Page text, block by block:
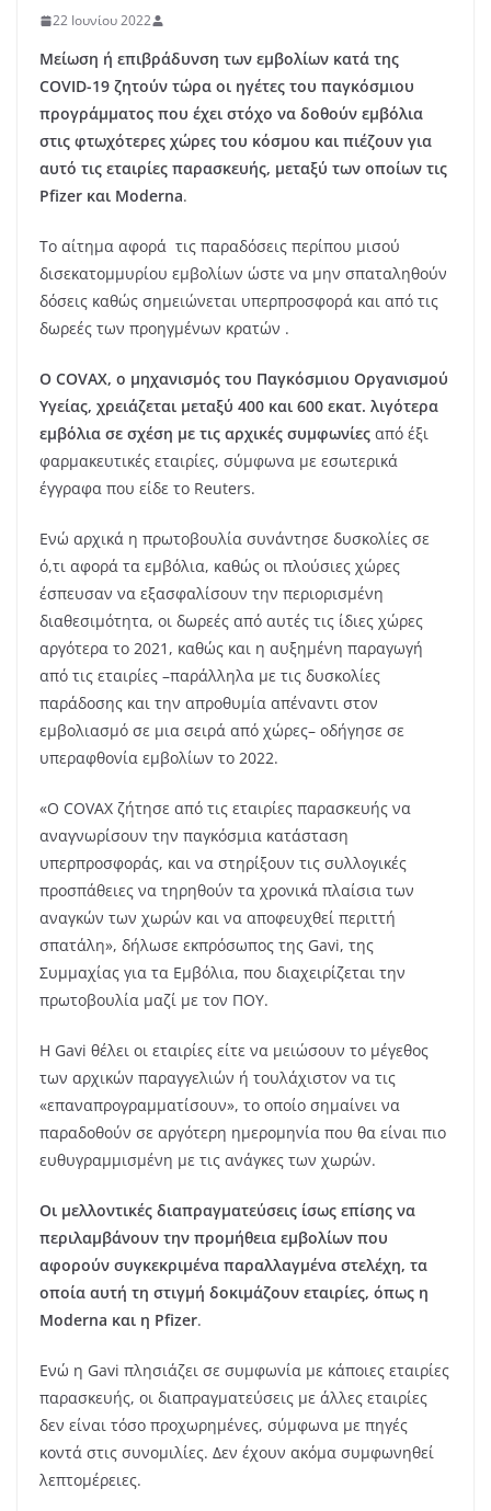
22 Ιουνίου 2022
Μείωση ή επιβράδυνση των εμβολίων κατά της
COVID-19 ζητούν τώρα οι ηγέτες του παγκόσμιου
προγράμματος που έχει στόχο να δοθούν εμβόλια
στις φτωχότερες χώρες του κόσμου και πιέζουν για
αυτό τις εταιρίες παρασκευής, μεταξύ των οποίων τις
Pfizer και Moderna.
Το αίτημα αφορά τις παραδόσεις περίπου μισού
δισεκατομμυρίου εμβολίων ώστε να μην σπαταληθούν
δόσεις καθώς σημειώνεται υπερπροσφορά και από τις
δωρεές των προηγμένων κρατών .
Ο COVAX, ο μηχανισμός του Παγκόσμιου Οργανισμού
Υγείας, χρειάζεται μεταξύ 400 και 600 εκατ. λιγότερα
εμβόλια σε σχέση με τις αρχικές συμφωνίες από έξι
φαρμακευτικές εταιρίες, σύμφωνα με εσωτερικά
έγγραφα που είδε το Reuters.
Ενώ αρχικά η πρωτοβουλία συνάντησε δυσκολίες σε
ό,τι αφορά τα εμβόλια, καθώς οι πλούσιες χώρες
έσπευσαν να εξασφαλίσουν την περιορισμένη
διαθεσιμότητα, οι δωρεές από αυτές τις ίδιες χώρες
αργότερα το 2021, καθώς και η αυξημένη παραγωγή
από τις εταιρίες –παράλληλα με τις δυσκολίες
παράδοσης και την απροθυμία απέναντι στον
εμβολιασμό σε μια σειρά από χώρες– οδήγησε σε
υπεραφθονία εμβολίων το 2022.
«Ο COVAX ζήτησε από τις εταιρίες παρασκευής να
αναγνωρίσουν την παγκόσμια κατάσταση
υπερπροσφοράς, και να στηρίξουν τις συλλογικές
προσπάθειες να τηρηθούν τα χρονικά πλαίσια των
αναγκών των χωρών και να αποφευχθεί περιττή
σπατάλη», δήλωσε εκπρόσωπος της Gavi, της
Συμμαχίας για τα Εμβόλια, που διαχειρίζεται την
πρωτοβουλία μαζί με τον ΠΟΥ.
Η Gavi θέλει οι εταιρίες είτε να μειώσουν το μέγεθος
των αρχικών παραγγελιών ή τουλάχιστον να τις
«επαναπρογραμματίσουν», το οποίο σημαίνει να
παραδοθούν σε αργότερη ημερομηνία που θα είναι πιο
ευθυγραμμισμένη με τις ανάγκες των χωρών.
Οι μελλοντικές διαπραγματεύσεις ίσως επίσης να
περιλαμβάνουν την προμήθεια εμβολίων που
αφορούν συγκεκριμένα παραλλαγμένα στελέχη, τα
οποία αυτή τη στιγμή δοκιμάζουν εταιρίες, όπως η
Moderna και η Pfizer.
Ενώ η Gavi πλησιάζει σε συμφωνία με κάποιες εταιρίες
παρασκευής, οι διαπραγματεύσεις με άλλες εταιρίες
δεν είναι τόσο προχωρημένες, σύμφωνα με πηγές
κοντά στις συνομιλίες. Δεν έχουν ακόμα συμφωνηθεί
λεπτομέρειες.